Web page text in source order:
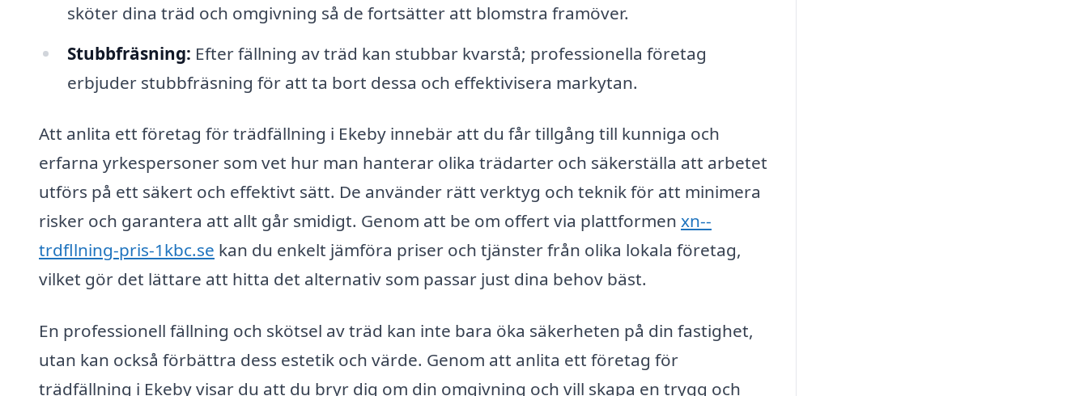
sköter dina träd och omgivning så de fortsätter att blomstra framöver.
Stubbfräsning: Efter fällning av träd kan stubbar kvarstå; professionella företag
erbjuder stubbfräsning för att ta bort dessa och effektivisera markytan.
Att anlita ett företag för trädfällning i Ekeby innebär att du får tillgång till kunniga och
erfarna yrkespersoner som vet hur man hanterar olika trädarter och säkerställa att arbetet
utförs på ett säkert och effektivt sätt. De använder rätt verktyg och teknik för att minimera
risker och garantera att allt går smidigt. Genom att be om offert via plattformen xn--
trdfllning-pris-1kbc.se kan du enkelt jämföra priser och tjänster från olika lokala företag,
vilket gör det lättare att hitta det alternativ som passar just dina behov bäst.
En professionell fällning och skötsel av träd kan inte bara öka säkerheten på din fastighet,
utan kan också förbättra dess estetik och värde. Genom att anlita ett företag för
trädfällning i Ekeby visar du att du bryr dig om din omgivning och vill skapa en trygg och